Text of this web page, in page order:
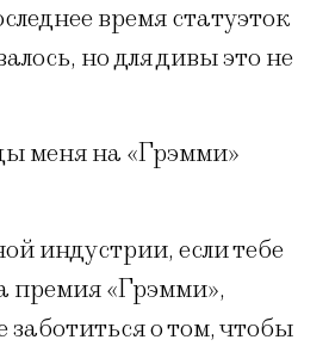
время статуэток
но для дивы это не
меня на «Грэмми»
индустрии, если тебе
премия «Грэмми»,
о том, чтобы